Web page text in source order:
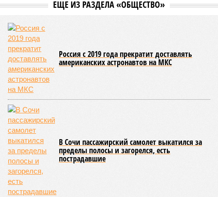
20:27
Лондонская полиция лишится 1000 рабочих мест
поместили под домашний арест
ЕЩЕ ИЗ РАЗДЕЛА «ОБЩЕСТВО»